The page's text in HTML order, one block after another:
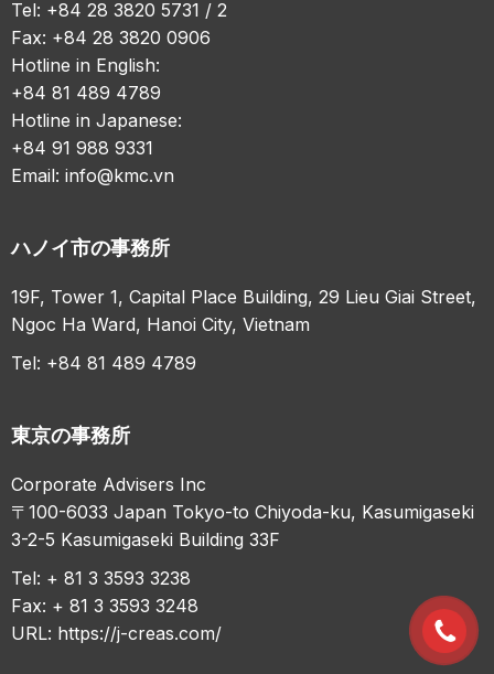
Tel: +84 28 3820 5731 / 2
Fax: +84 28 3820 0906
Hotline in English:
+84 81 489 4789
Hotline in Japanese:
+84 91 988 9331
Email:info@kmc.vn
ハノイ市の事務所
19F, Tower 1, Capital Place Building, 29 Lieu Giai Street,
Ngoc Ha Ward, Hanoi City, Vietnam
Tel: +84 81 489 4789
東京の事務所
Corporate Advisers Inc
〒100-6033 Japan Tokyo-to Chiyoda-ku, Kasumigaseki
3-2-5 Kasumigaseki Building 33F
Tel: + 81 3 3593 3238
Fax: + 81 3 3593 3248
URL: https://j-creas.com/